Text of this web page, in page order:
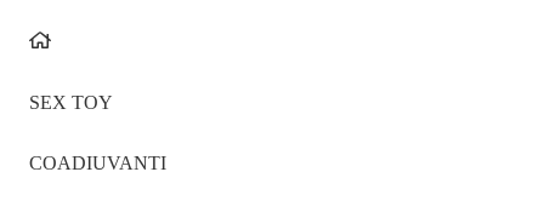
SEX TOY
COADIUVANTI